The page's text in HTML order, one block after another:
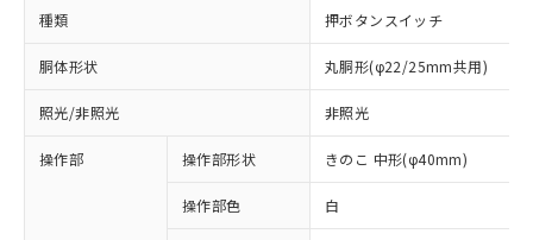
種類 押ボタンスイッチ
胴体形状 丸胴形(φ22/25mm共用)
照光/非照光 非照光
操作部 操作部形状 きのこ 中形(φ40mm)
操作部色 白